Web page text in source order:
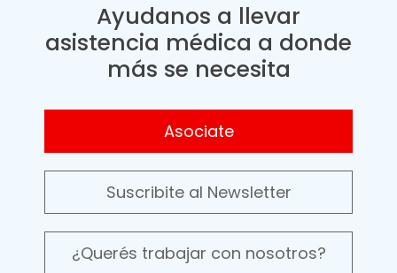
Ayudanos a llevar
asistencia médica a donde
más se necesita
Asociate
Suscribite al Newsletter
¿Querés trabajar con nosotros?